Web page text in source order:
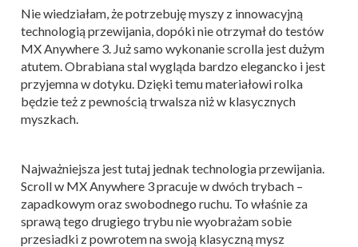
Nie wiedziałam, że potrzebuję myszy z innowacyjną
technologią przewijania, dopóki nie otrzymał do testów
MX Anywhere 3. Już samo wykonanie scrolla jest dużym
atutem. Obrabiana stal wygląda bardzo elegancko i jest
przyjemna w dotyku. Dzięki temu materiałowi rolka
będzie też z pewnością trwalsza niż w klasycznych
myszkach.
Najważniejsza jest tutaj jednak technologia przewijania.
Scroll w MX Anywhere 3 pracuje w dwóch trybach –
zapadkowym oraz swobodnego ruchu. To właśnie za
sprawą tego drugiego trybu nie wyobrażam sobie
przesiadki z powrotem na swoją klasyczną mysz